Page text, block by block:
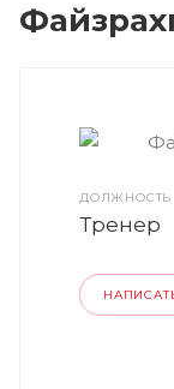
ДОЛЖНОСТЬ
Тренер